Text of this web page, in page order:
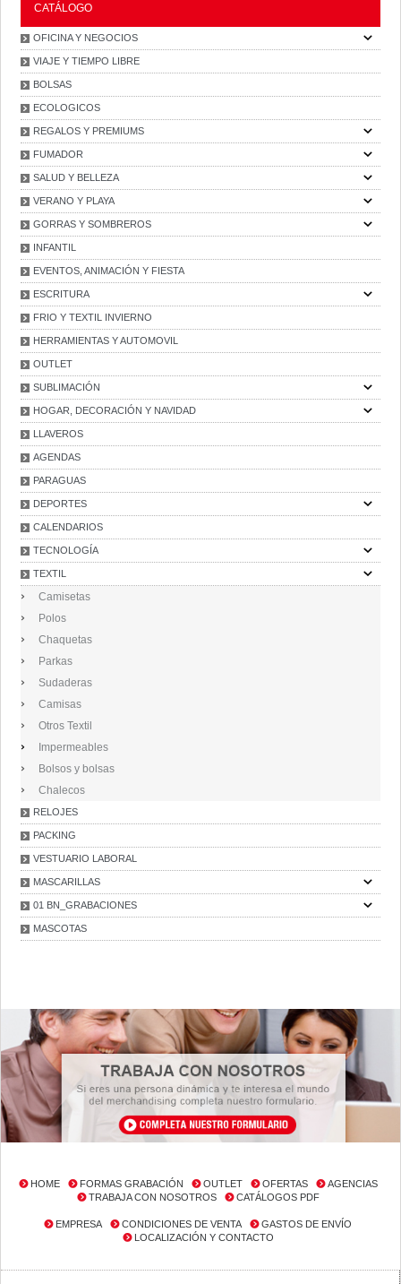
CATÁLOGO
OFICINA Y NEGOCIOS
VIAJE Y TIEMPO LIBRE
BOLSAS
ECOLOGICOS
REGALOS Y PREMIUMS
FUMADOR
SALUD Y BELLEZA
VERANO Y PLAYA
GORRAS Y SOMBREROS
INFANTIL
EVENTOS, ANIMACIÓN Y FIESTA
ESCRITURA
FRIO Y TEXTIL INVIERNO
HERRAMIENTAS Y AUTOMOVIL
OUTLET
SUBLIMACIÓN
HOGAR, DECORACIÓN Y NAVIDAD
LLAVEROS
AGENDAS
PARAGUAS
DEPORTES
CALENDARIOS
TECNOLOGÍA
TEXTIL
Camisetas
Polos
Chaquetas
Parkas
Sudaderas
Camisas
Otros Textil
Impermeables
Bolsos y bolsas
Chalecos
RELOJES
PACKING
VESTUARIO LABORAL
MASCARILLAS
01 BN_GRABACIONES
MASCOTAS
HOME FORMAS GRABACIÓN OUTLET OFERTAS
AGENCIAS
TRABAJA CON NOSOTROS
CATÁLOGOS PDF
EMPRESA CONDICIONES DE VENTA
GASTOS DE ENVÍO
LOCALIZACIÓN Y CONTACTO